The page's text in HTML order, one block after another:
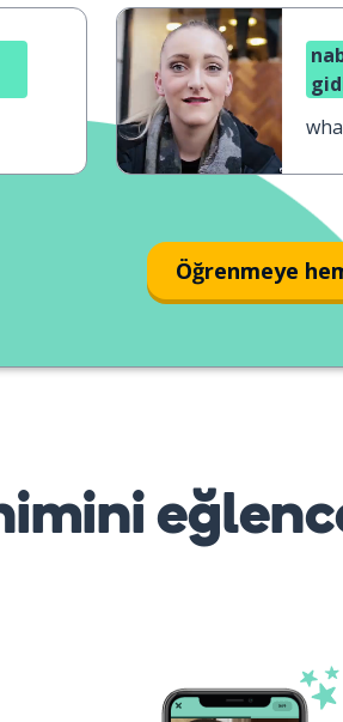
Öğrenmeye